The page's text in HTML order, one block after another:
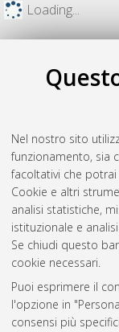
Nel nostro sito
funzionamento, sia
facoltativi che
Cookie e altri
analisi statistiche,
istituzionale e
Se chiudi questo
cookie necessari.
Puoi esprimere il
l'opzione in
consensi più
Loading...
Atom
Rss 1.0